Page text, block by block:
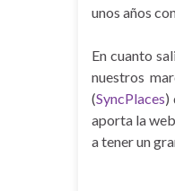
unos años
En cuanto
nuestros
(SyncPlaces)
aporta la
a tener un